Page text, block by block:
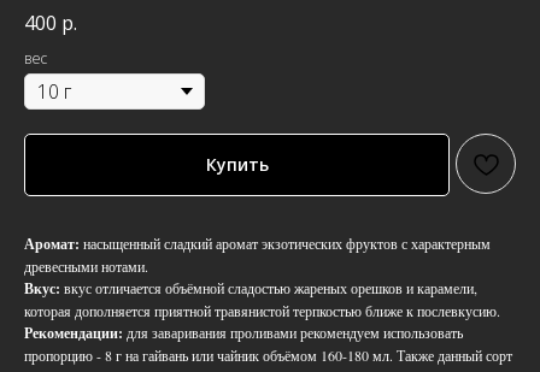
400 р.
вес
Купить
Аромат: насыщенный сладкий аромат экзотических фруктов с характерным
древесными нотами.
Вкус: вкус отличается объёмной сладостью жареных орешков и карамели,
которая дополняется приятной травянистой терпкостью ближе к послевкусию.
Рекомендации: для заваривания проливами рекомендуем использовать
пропорцию - 8 г на гайвань или чайник объёмом 160-180 мл. Также данный сорт